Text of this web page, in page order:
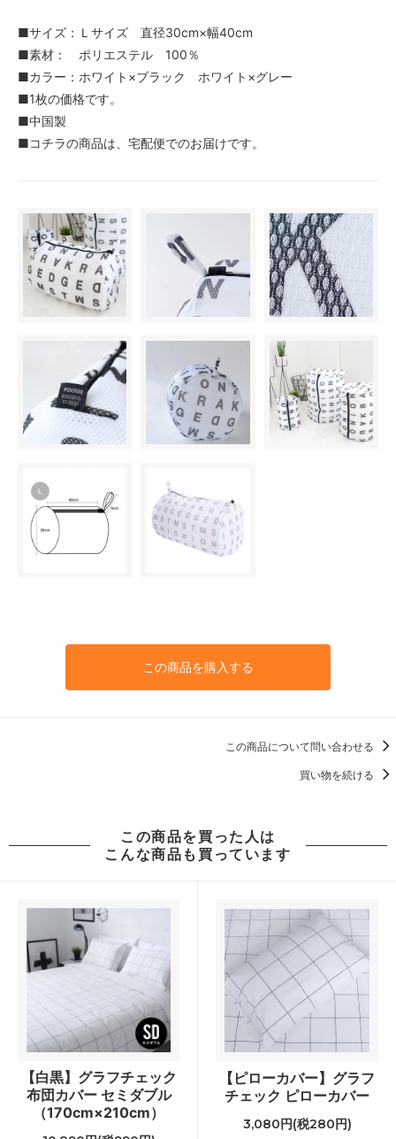
■サイズ：Ｌサイズ 直径30cm×幅40cm
■素材： ポリエステル 100％
■カラー：ホワイト×ブラック ホワイト×グレー
■1枚の価格です。
■中国製
■コチラの商品は、宅配便でのお届けです。
この商品を購入する
この商品について問い合わせる
買い物を続ける
この商品を買った人は
こんな商品も買っています
【白黒】グラフチェック
布団カバー セミダブル
（170cm×210cm）
【ピローカバー】グラフ
チェック ピローカバー
3,080円(税280円)